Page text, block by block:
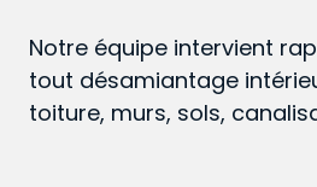
Notre équipe intervient
tout désamiantage
toiture, murs, sols,